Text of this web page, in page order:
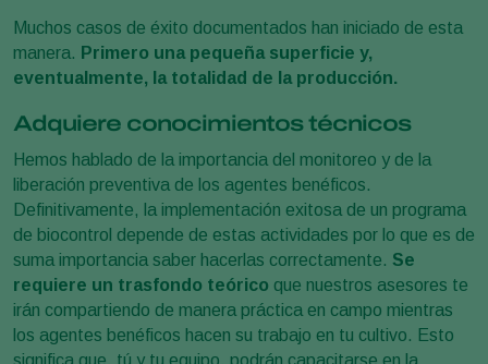
Muchos casos de éxito documentados han iniciado de esta
manera. Primero una pequeña superficie y,
eventualmente, la totalidad de la producción.
Adquiere conocimientos técnicos
Hemos hablado de la importancia del monitoreo y de la
liberación preventiva de los agentes benéficos.
Definitivamente, la implementación exitosa de un programa
de biocontrol depende de estas actividades por lo que es de
suma importancia saber hacerlas correctamente. Se
requiere un trasfondo teórico que nuestros asesores te
irán compartiendo de manera práctica en campo mientras
los agentes benéficos hacen su trabajo en tu cultivo. Esto
significa que, tú y tu equipo, podrán capacitarse en la